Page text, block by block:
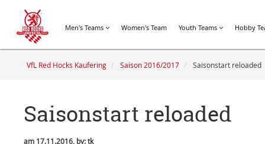
Men's Teams Women's Team Youth Teams Hobby
VfL Red Hocks Kaufering Saison 2016/2017 Saisonstart reloaded
Saisonstart reloaded
am 17.11.2016, by: tk